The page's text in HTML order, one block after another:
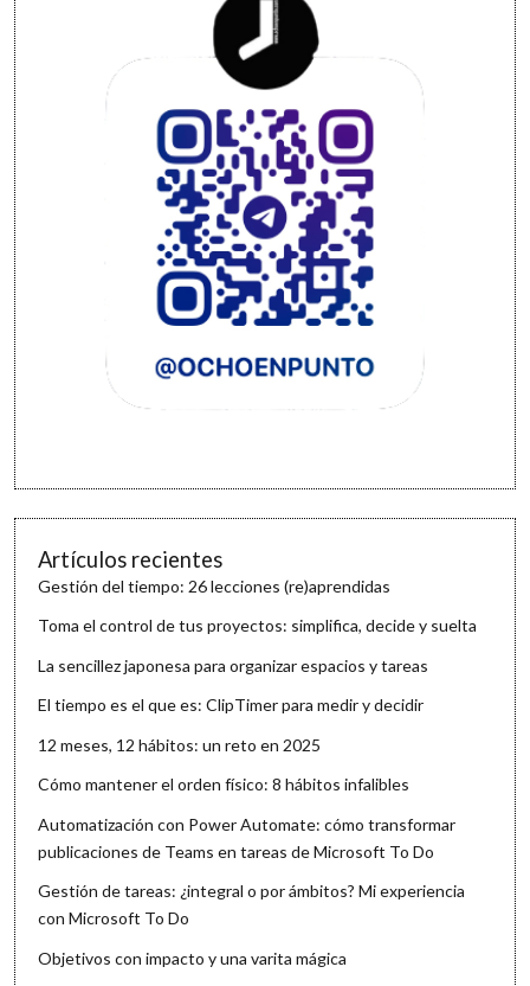
Artículos recientes
Gestión del tiempo: 26 lecciones (re)aprendidas
Toma el control de tus proyectos: simplifica, decide y suelta
La sencillez japonesa para organizar espacios y tareas
El tiempo es el que es: ClipTimer para medir y decidir
12 meses, 12 hábitos: un reto en 2025
Cómo mantener el orden físico: 8 hábitos infalibles
Automatización con Power Automate: cómo transformar
publicaciones de Teams en tareas de Microsoft To Do
Gestión de tareas: ¿integral o por ámbitos? Mi experiencia
con Microsoft To Do
Objetivos con impacto y una varita mágica